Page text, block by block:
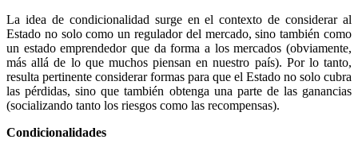
La idea de condicionalidad surge en el contexto de considerar al
Estado no solo como un regulador del mercado, sino también como
un estado emprendedor que da forma a los mercados (obviamente,
más allá de lo que muchos piensan en nuestro país). Por lo tanto,
resulta pertinente considerar formas para que el Estado no solo cubra
las pérdidas, sino que también obtenga una parte de las ganancias
(socializando tanto los riesgos como las recompensas).
Condicionalidades